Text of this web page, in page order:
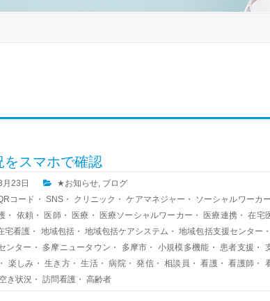
をスマホで確認
月23日 ★お知らせ ブログ
コード ・ SNS・ クリニック ・ケアマネジャー ・ ソーシャルワーカー
・ 依頼 ・ 医師・ 医療 ・ 医療ソーシャルワーカー ・ 医療連携 ・在宅
宅看護 ・ 地域包括・ 地域包括ケアシステム ・地域包括支援センター ・
ンター ・ 多摩ニュータウン ・ 多摩市 ・ 小規模多機能 ・ 患者支援 ・
・ 楽しみ ・生き方・生活・病院・発信・相談員 ・看護・看護師 ・
空き状況 ・ 訪問看護 ・ 高齢者